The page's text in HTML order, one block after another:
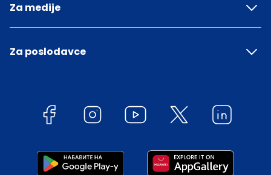
Za medije
Za poslodavce